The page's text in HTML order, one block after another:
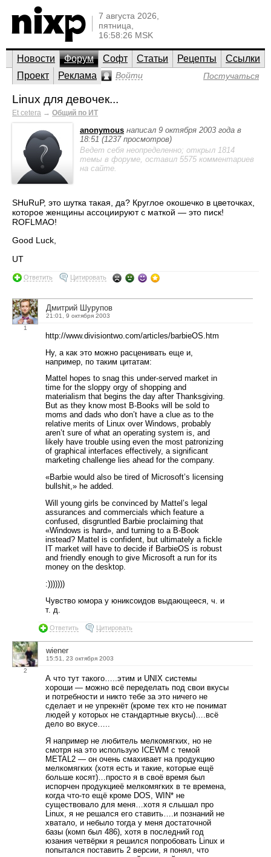
7 августа 2026,
пятница,
16:58:26 MSK
Новости Форум Софт Статьи Рецепты
Ссылки
Проект
Реклама Войти Постучаться
Linux для девочек...
Et cetera → Общий по ИТ
anonymous написал 9 октября 2003 года в
18:51 (1237 просмотров)
Ведет себя неопределенно; открыл 1814
темы в форуме, оставил 5575 комментариев
на сайте.
SHuRuP, это шутка такая, да? Круглое окошечко в цветочках,
которое женщины ассоциируют с маткой — это писк!
ROFLMAO!
Good Luck,
UT
Ответить Цитировать
1
Дмитрий Шурупов
21:01, 9 октября 2003
http://www.divisiontwo.com/articles/barbieOS.htm
Ну, а как это можно расценивать еще и,
например, по таким цитатам:
Mattel hopes to snag this under-served market in
time for the sloppy orgy of shopping and
materialism that begins the day after Thanksgiving.
But as they know most B-Books will be sold to
moms and dads who don’t have a clue as to the
relative merits of Linux over Windows, probably
aren’t sure of what an operating system is, and
likely have trouble using even the most patronizing
of graphical interfaces effectively, a significant
marketing challenge lies ahead for the company.
«Barbie would also be tired of Microsoft’s licensing
bullshit,» he added.
Will young girls be convinced by Mattel’s legal
assurances and commercials which feature a
confused, disgruntled Barbie proclaiming that
«Windows is hard», and turning to a B-Book
instead? Mattel is confident, but ultimately a fickle
IT market will have to decide if BarbieOS is robust
and friendly enough to give Microsoft a run for its
money on the desktop.
:)))))))
Чувство юмора у юниксоидов выдающееся, ч. и
т. д.
Ответить Цитировать
2
wiener
15:51, 23 октября 2003
А что тут такого…..этим и UNIX системы
хороши — можно всё переделать под свои вкусы
и потребности и никто тебе за это ничего не
сделает и не упрекнёт (кроме тех кто не понимат
людей у которых не стандартные вкусы)….всё
дело во вкусе…..
Я например не любитель мелкомягких, но не
смотря на это использую ICEWM с темой
METAL2 — он очень смахивает на продукцию
мелкомягких (хотя есть и такие, которые ещё
больше косят)…просто я в своё время был
испорчен продукциеё мелкомягких в те времена,
когда что-то ещё кроме DOS, WIN* не
существовало для меня…хотя я слышал про
Linux, я не решался его ставить….и познаний не
хватало, и небыло тогда у меня достаточной
базы (комп был 486), хотя в последний год
юзания четвёрки я решился попробовать Linux и
попытался поставить 2 версии, я понял, что